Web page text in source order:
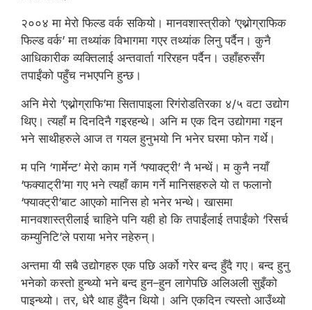
२००४ मा मेरो फिल्ड वर्क सकियो। मानवशास्त्रीको ‘एथ्नोग्राफिक
फिल्ड वर्क’ मा तथ्यांक विभागमा गएर तथ्यांक लिनु पर्दैन। कुनै
आधिकारीक व्यक्तिलाई अन्तवार्ता गरिरहन पर्दैन। उहाँहरुसँग
तपाईंको पहुँच नभएपनि हुन्छ।
अनि मेरो ‘एथ्नोग्राफि’मा सितापाइला रिगंरोडतिरका ४/५ वटा उद्योग
थिए। त्यहाँ म दिनदिनै गइरहन्थे। अनि म एक दिन उद्योगमा गइन
भने साथीहरुले आज त गयल हुनुभयो नि भनेर घरमा फोन गर्थे।
म पनि ‘गार्मेन्ट’ मेरो काम गर्ने ‘फ्याक्ट्री’ नै भन्थें। म कुनै नयाँ
‘फक्याट्री’मा गए भने त्यहाँ काम गर्ने मानिसहरुले यो त फलानो
‘फ्याक्ट्री’बाट आएको मानिस हो भनेर भन्थे। खासमा
मानवशास्त्रीलाई चाहिने पनि यही हो कि तपाईंलाई तपाईंको ‘रिसर्च
कम्युनिटि’ले पराया भनेर नहेरुन्।
अन्तमा यी सबै उद्योगहरु एक पछि अर्को गरेर बन्द हुँदै गए। बन्द हुनु
भनेको कस्तो हुन्थ्यो भने बन्द हुन–हुन लागेपछि अलिअली सुइँको
पाइन्थ्यो। तर, धेरै थाह हुँदैन थियो। अनि एकदिन त्यस्तो आउँथ्यो